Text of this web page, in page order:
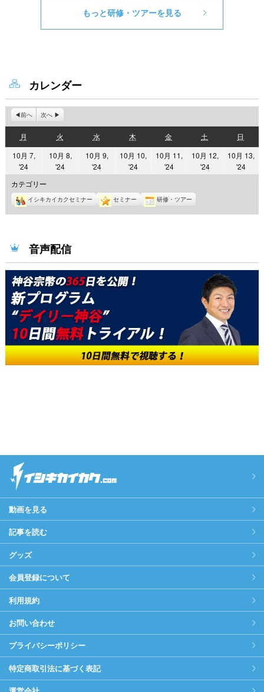
もっと研修・ツアーを見る
カレンダー
前へ 次へ
月
曜
日
火
曜
日
水水
曜
日
木
曜
日
金金
曜
日
土
曜
日
日
曜
日
10月 7,
'242024
年
10
月
7
10月 8,
'242024
10
月
8
10月 9,
'242024
10
月
9
10月 10,
'242024
10
月
10
10月 11,
'242024
10
月
11
10月 12,
'242024
12
10月 13,
'242024
13
カテゴリー
イシキカイカクセミナー セミナー 研修・ツアー
音声配信
動画を見る
記事を読む
グッズ
会員登録について
利用規約
お問い合わせ
プライバシーポリシー
特定商取引法に基づく表記